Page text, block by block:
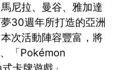
尼拉、曼谷、雅加達
30週年所打造的亞洲
次活動陣容豐富，將
「Pokémon